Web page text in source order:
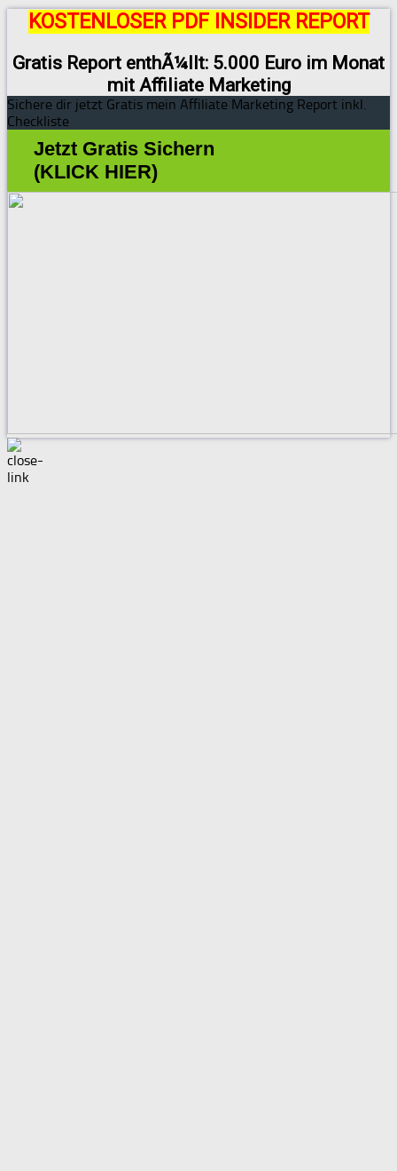
KOSTENLOSER PDF INSIDER REPORT
Gratis Report enthÃ¼llt: 5.000 Euro im Monat
mit Affiliate Marketing
Sichere dir jetzt Gratis mein Affiliate Marketing Report inkl.
Checkliste
Jetzt Gratis Sichern
(KLICK HIER)